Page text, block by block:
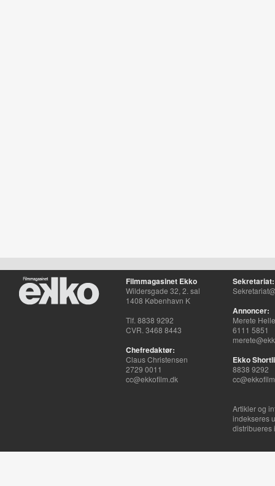
Filmmagasinet Ekko
Wildersgade 32, 2. sal
1408 København K
Tlf. 8838 9292
CVR. 3468 8443
Chefredaktør:
Claus Christensen
2729 0011
cc@ekkofilm.dk
Sekretariat:
Annoncer:
Merete
6111 5851
Ekko
8838 9292
Artikler og
indekseres
distribueres